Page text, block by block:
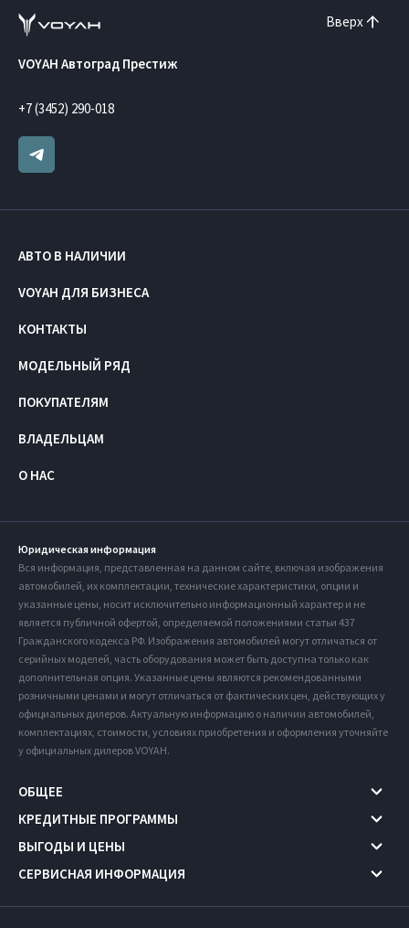
Вверх
VOYAH Автоград Престиж
+7 (3452) 290-018
АВТО В НАЛИЧИИ
VOYAH ДЛЯ БИЗНЕСА
КОНТАКТЫ
МОДЕЛЬНЫЙ РЯД
ПОКУПАТЕЛЯМ
ВЛАДЕЛЬЦАМ
О НАС
Юридическая информация
Вся информация, представленная на данном сайте, включая изображения
автомобилей, их комплектации, технические характеристики, опции и
указанные цены, носит исключительно информационный характер и не
является публичной офертой, определяемой положениями статьи 437
Гражданского кодекса РФ. Изображения автомобилей могут отличаться от
серийных моделей, часть оборудования может быть доступна только как
дополнительная опция. Указанные цены являются рекомендованными
розничными ценами и могут отличаться от фактических цен, действующих у
официальных дилеров. Актуальную информацию о наличии автомобилей,
комплектациях, стоимости, условиях приобретения и оформления уточняйте
у официальных дилеров VOYAH.
ОБЩЕЕ
КРЕДИТНЫЕ ПРОГРАММЫ
ВЫГОДЫ И ЦЕНЫ
СЕРВИСНАЯ ИНФОРМАЦИЯ